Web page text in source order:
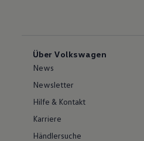
Über Volkswagen
News
Newsletter
Hilfe & Kontakt
Karriere
Händlersuche